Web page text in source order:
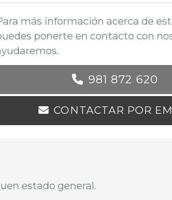
más información acerca de
ponerte en contacto con
981 872 620
CONTACTAR POR
estado general.